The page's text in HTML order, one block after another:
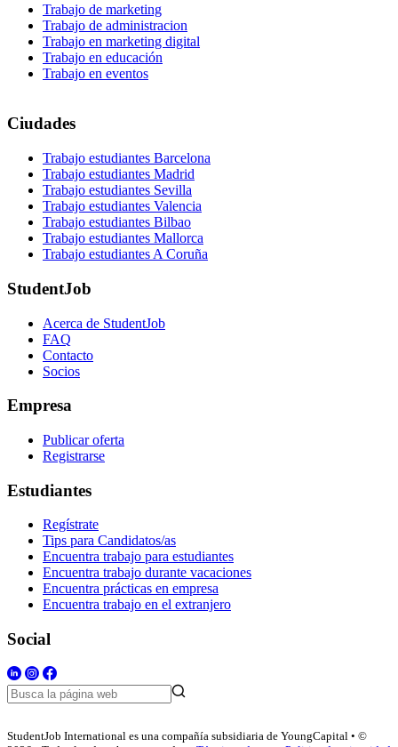
Trabajo de marketing
Trabajo de administracion
Trabajo en marketing digital
Trabajo en educación
Trabajo en eventos
Ciudades
Trabajo estudiantes Barcelona
Trabajo estudiantes Madrid
Trabajo estudiantes Sevilla
Trabajo estudiantes Valencia
Trabajo estudiantes Bilbao
Trabajo estudiantes Mallorca
Trabajo estudiantes A Coruña
StudentJob
Acerca de StudentJob
FAQ
Contacto
Socios
Empresa
Publicar oferta
Registrarse
Estudiantes
Regístrate
Tips para Candidatos/as
Encuentra trabajo para estudiantes
Encuentra trabajo durante vacaciones
Encuentra prácticas en empresa
Encuentra trabajo en el extranjero
Social
StudentJob International es una compañía subsidiaria de YoungCapital • ©